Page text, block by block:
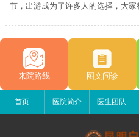
节，出游成为了许多人的选择，大家
来院路线 图文问诊
首页 医院简介 医生团队